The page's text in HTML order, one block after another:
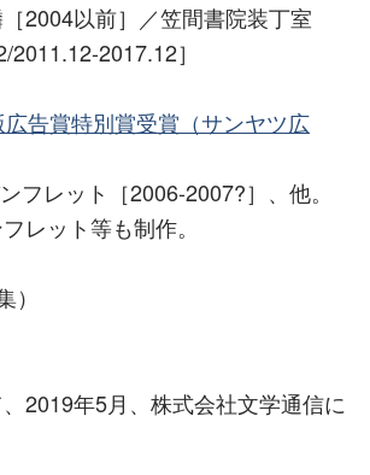
2004以前］／笠間書院装丁室
2011.12-2017.12］
告賞特別賞受賞（サンヤツ広
フレット［2006-2007?］、他。
レット等も制作。
）
2019年5月、株式会社文学通信に